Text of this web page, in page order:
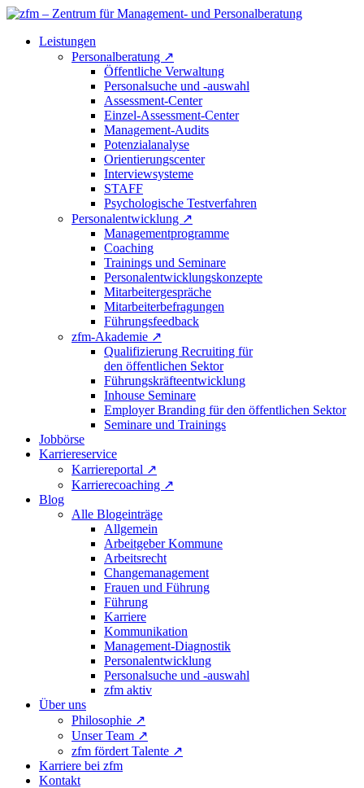
Leistungen
Personalberatung ↗
Öffentliche Verwaltung
Personalsuche und -auswahl
Assessment-Center
Einzel-Assessment-Center
Management-Audits
Potenzialanalyse
Orientierungscenter
Interviewsysteme
STAFF
Psychologische Testverfahren
Personalentwicklung ↗
Managementprogramme
Coaching
Trainings und Seminare
Personalentwicklungskonzepte
Mitarbeitergespräche
Mitarbeiterbefragungen
Führungsfeedback
zfm-Akademie ↗
Qualifizierung Recruiting für
den öffentlichen Sektor
Führungskräfteentwicklung
Inhouse Seminare
Employer Branding für den öffentlichen Sektor
Seminare und Trainings
Jobbörse
Karriereservice
Karriereportal ↗
Karrierecoaching ↗
Blog
Alle Blogeinträge
Allgemein
Arbeitgeber Kommune
Arbeitsrecht
Changemanagement
Frauen und Führung
Führung
Karriere
Kommunikation
Management-Diagnostik
Personalentwicklung
Personalsuche und -auswahl
zfm aktiv
Über uns
Philosophie ↗
Unser Team ↗
zfm fördert Talente ↗
Karriere bei zfm
Kontakt